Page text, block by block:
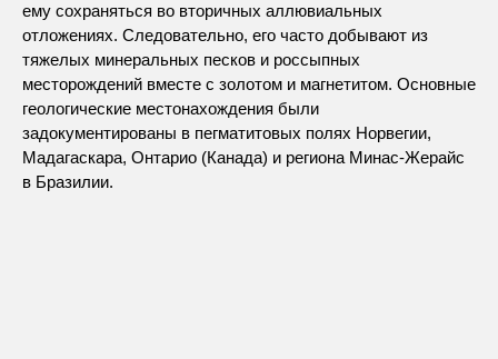
ему сохраняться во вторичных аллювиальных
отложениях. Следовательно, его часто добывают из
тяжелых минеральных песков и россыпных
месторождений вместе с золотом и магнетитом. Основные
геологические местонахождения были
задокументированы в пегматитовых полях Норвегии,
Мадагаскара, Онтарио (Канада) и региона Минас-Жерайс
в Бразилии.